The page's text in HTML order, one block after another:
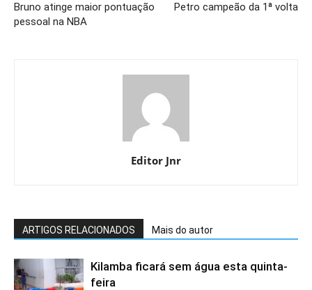
Bruno atinge maior pontuação
pessoal na NBA
Petro campeão da 1ª volta
Editor Jnr
ARTIGOS RELACIONADOS Mais do autor
Kilamba ficará sem água esta quinta-
feira